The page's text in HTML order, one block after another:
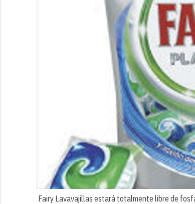
Fairy Lavavajillas estará totalmente libre de